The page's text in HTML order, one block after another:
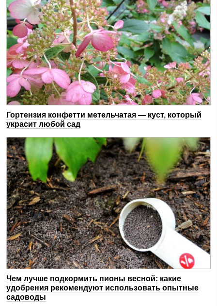
Гортензия конфетти метельчатая — куст, который
украсит любой сад
Чем лучше подкормить пионы весной: какие
удобрения рекомендуют использовать опытные
садоводы